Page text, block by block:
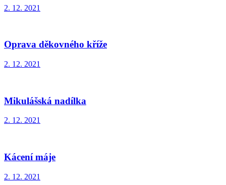
2. 12. 2021
Oprava děkovného kříže
2. 12. 2021
Mikulášská nadílka
2. 12. 2021
Kácení máje
2. 12. 2021